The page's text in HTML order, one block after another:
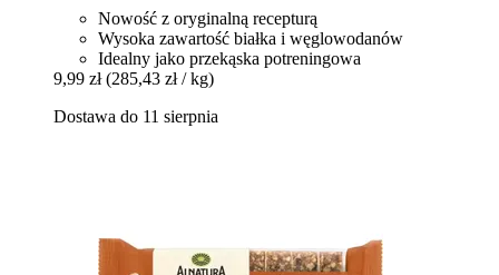
Nowość z oryginalną recepturą
Wysoka zawartość białka i węglowodanów
Idealny jako przekąska potreningowa
9,99 zł (285,43 zł / kg)
Dostawa do 11 sierpnia